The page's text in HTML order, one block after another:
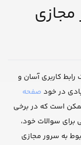
رابط کاربری آسان و
در خود صفحه
است که در برخی
برای سوالات خود،
به سرور مجازی